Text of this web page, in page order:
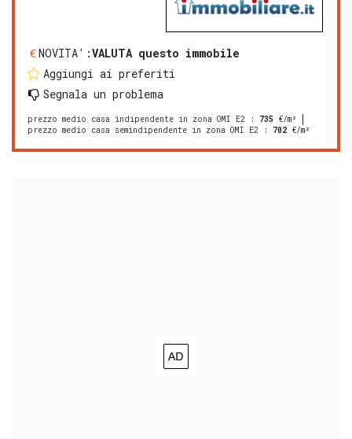
NOVITA':VALUTA questo immobile
Aggiungi ai preferiti
Segnala un problema
prezzo medio casa indipendente in zona OMI E2 : 735 €/m²
prezzo medio casa semindipendente in zona OMI E2 : 702 €/m²